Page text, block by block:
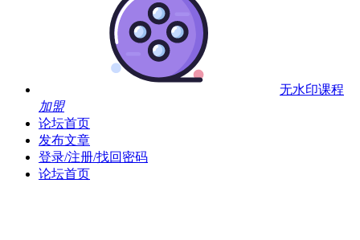
无水印课程
加盟
论坛首页
发布文章
登录/注册/找回密码
论坛首页